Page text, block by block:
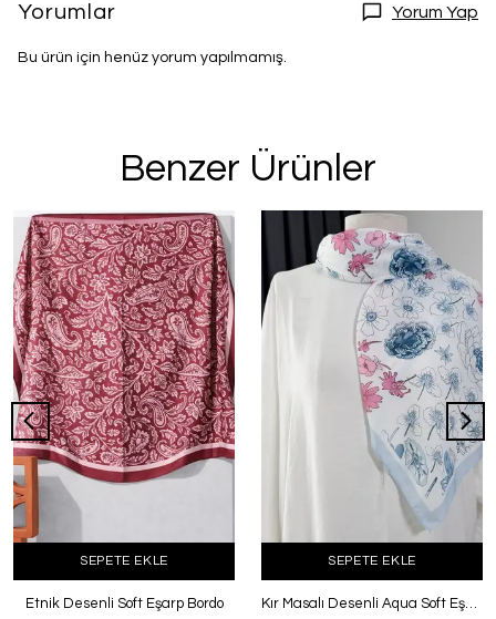
Yorumlar Yorum Yap
Bu ürün için henüz yorum yapılmamış.
Benzer Ürünler
SEPETE EKLE
Etnik Desenli Soft Eşarp Bordo
SEPETE EKLE
Kır Masalı Desenli Aqua Soft Eşarp Bebe Mavi